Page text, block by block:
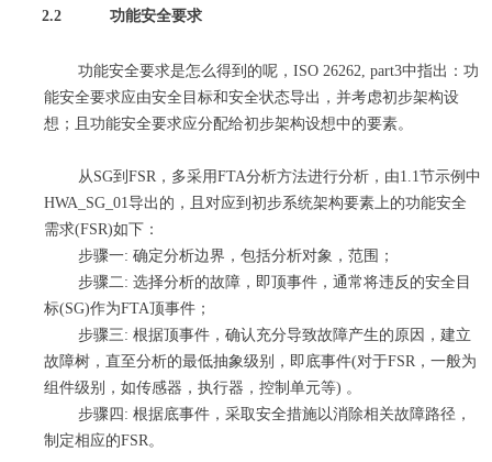
2.2 功能安全要求
功能安全要求是怎么得到的呢，ISO 26262, part3中指出 ： 功
能安全要求应由安全目标和安全状态导出，并考虑初步架构设
想 ；且功能安全要求应分配给初步架构设想中的要素。
从SG到FSR，多采用FTA分析方法进行分析， 由1.1节示例中
HWA_SG_01导出的，且对应到初步系统架构要素上的功能安全
需求(FSR)如下：
步骤一: 确定分析边界，包括分析对象，范围 ；
步骤二: 选择分析的故障，即顶事件，通常将违反的安全目
标(SG)作为FTA顶事件 ；
步骤三: 根据顶事件，确认充分导致故障产生的原因，建立
故障树，直至分析的最低抽象级别，即底事件(对于FSR，一般为
组件级别，如传感器，执行器，控制单元等) 。
步骤四 : 根据底事件，采取安全措施以消除相关故障路径，
制定相应的FSR。